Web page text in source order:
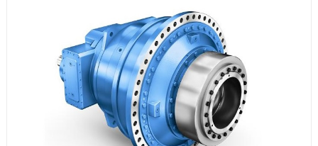
Planetary gear units